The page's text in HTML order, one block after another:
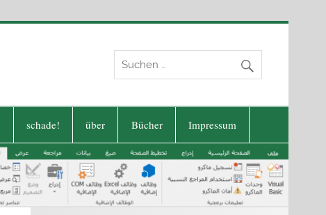
schade! über Bücher Impressum